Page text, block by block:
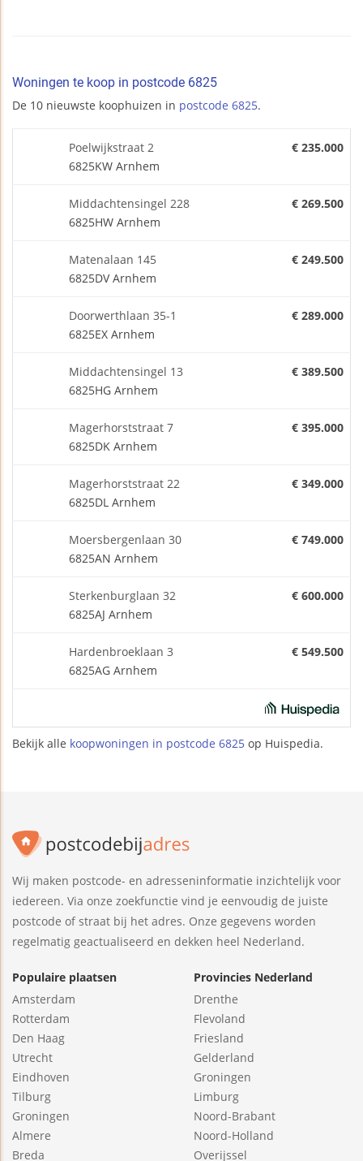
Woningen te koop in postcode 6825
De 10 nieuwste koophuizen in postcode 6825.
Poelwijkstraat 2
6825KW Arnhem
€ 235.000
Middachtensingel 228
6825HW Arnhem
€ 269.500
Matenalaan 145
6825DV Arnhem
€ 249.500
Doorwerthlaan 35-1
6825EX Arnhem
€ 289.000
Middachtensingel 13
6825HG Arnhem
€ 389.500
Magerhorststraat 7
6825DK Arnhem
€ 395.000
Magerhorststraat 22
6825DL Arnhem
€ 349.000
Moersbergenlaan 30
6825AN Arnhem
€ 749.000
Sterkenburglaan 32
6825AJ Arnhem
€ 600.000
Hardenbroeklaan 3
6825AG Arnhem
€ 549.500
Bekijk alle koopwoningen in postcode 6825 op Huispedia.
Wij maken postcode- en adresseninformatie inzichtelijk voor
iedereen. Via onze zoekfunctie vind je eenvoudig de juiste
postcode of straat bij het adres. Onze gegevens worden
regelmatig geactualiseerd en dekken heel Nederland.
Populaire plaatsen
Amsterdam
Rotterdam
Den Haag
Utrecht
Eindhoven
Tilburg
Groningen
Almere
Breda
Provincies Nederland
Drenthe
Flevoland
Friesland
Gelderland
Groningen
Limburg
Noord-Brabant
Noord-Holland
Overijssel